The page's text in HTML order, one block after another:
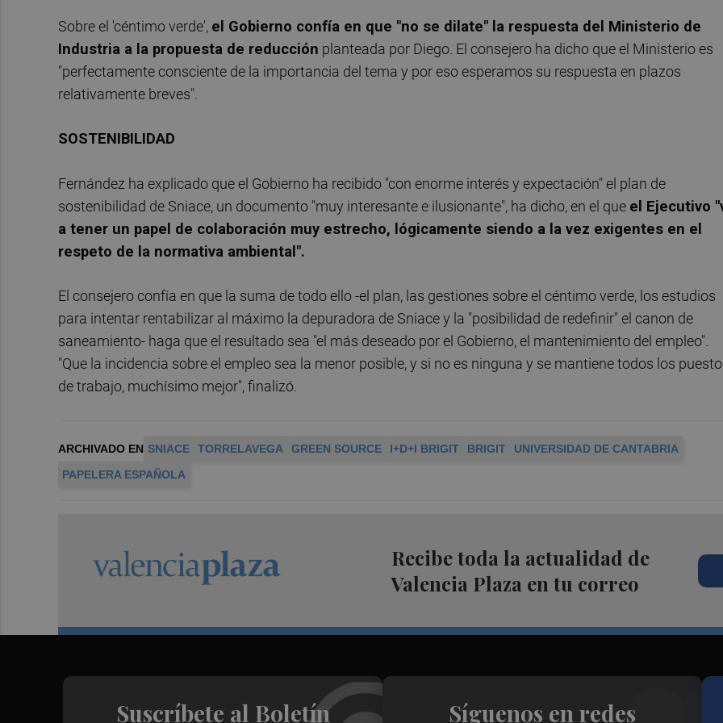
Sobre el 'céntimo verde', el Gobierno confía en que "no se dilate" la respuesta del Ministerio de
Industria a la propuesta de reducción planteada por Diego. El consejero ha dicho que el Ministerio es
"perfectamente consciente de la importancia del tema y por eso esperamos su respuesta en plazos
relativamente breves".
SOSTENIBILIDAD
Fernández ha explicado que el Gobierno ha recibido "con enorme interés y expectación" el plan de
sostenibilidad de Sniace, un documento "muy interesante e ilusionante", ha dicho, en el que el Ejecutivo
a tener un papel de colaboración muy estrecho, lógicamente siendo a la vez exigentes en el
respeto de la normativa ambiental".
El consejero confía en que la suma de todo ello -el plan, las gestiones sobre el céntimo verde, los estudios
para intentar rentabilizar al máximo la depuradora de Sniace y la "posibilidad de redefinir" el canon de
saneamiento- haga que el resultado sea "el más deseado por el Gobierno, el mantenimiento del empleo".
"Que la incidencia sobre el empleo sea la menor posible, y si no es ninguna y se mantiene todos los
de trabajo, muchísimo mejor", finalizó.
ARCHIVADO EN SNIACE TORRELAVEGA GREEN SOURCE I+D+I BRIGIT BRIGIT
UNIVERSIDAD DE CANTABRIA
PAPELERA ESPAÑOLA
Recibe toda la actualidad de
Valencia Plaza en tu correo
Suscríbete al Boletín Síguenos en redes